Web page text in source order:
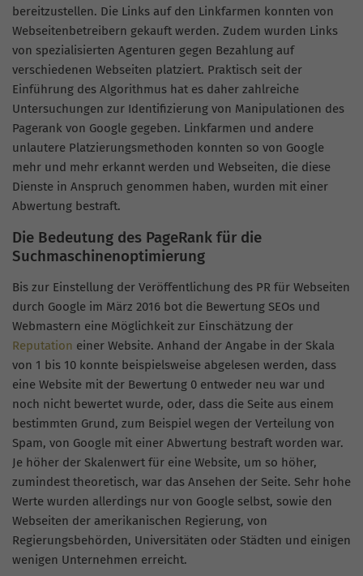
bereitzustellen. Die Links auf den Linkfarmen konnten von
Webseitenbetreibern gekauft werden. Zudem wurden Links
von spezialisierten Agenturen gegen Bezahlung auf
verschiedenen Webseiten platziert. Praktisch seit der
Einführung des Algorithmus hat es daher zahlreiche
Untersuchungen zur Identifizierung von Manipulationen des
Pagerank von Google gegeben. Linkfarmen und andere
unlautere Platzierungsmethoden konnten so von Google
mehr und mehr erkannt werden und Webseiten, die diese
Dienste in Anspruch genommen haben, wurden mit einer
Abwertung bestraft.
Die Bedeutung des PageRank für die
Suchmaschinenoptimierung
Bis zur Einstellung der Veröffentlichung des PR für Webseiten
durch Google im März 2016 bot die Bewertung SEOs und
Webmastern eine Möglichkeit zur Einschätzung der
Reputation einer Website. Anhand der Angabe in der Skala
von 1 bis 10 konnte beispielsweise abgelesen werden, dass
eine Website mit der Bewertung 0 entweder neu war und
noch nicht bewertet wurde, oder, dass die Seite aus einem
bestimmten Grund, zum Beispiel wegen der Verteilung von
Spam, von Google mit einer Abwertung bestraft worden war.
Je höher der Skalenwert für eine Website, um so höher,
zumindest theoretisch, war das Ansehen der Seite. Sehr hohe
Werte wurden allerdings nur von Google selbst, sowie den
Webseiten der amerikanischen Regierung, von
Regierungsbehörden, Universitäten oder Städten und einigen
wenigen Unternehmen erreicht.